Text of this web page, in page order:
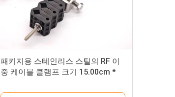
패키지용 스테인리스 스틸의 RF 이
중 케이블 클램프 크기 15.00cm *